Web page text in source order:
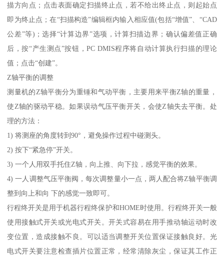
描方向点；点击表面确定扫描终止点，若不给出终止点，则起始点
即为终止点；在“扫描构造”编辑框内输入相应值(包括“增值”、“CAD
公差”等)；选择“计算边界”选项，计算扫描边界；确认偏差值正确
后，按“产生测点”按钮，PC DMIS程序将自动计算执行扫描的理论
值；点击“创建”。
Z轴平衡的调整
测量机的Z轴平衡分为重锤和气动平衡，主要用来平衡Z轴的重量，
使Z轴的驱动平稳。如果误动气压平衡开关，会使Z轴失去平衡。处
理的方法：
1) 将测座的角度转到90°，避免操作过程中碰测头。
2) 按下“紧急停”开关。
3) 一个人用双手托住Z轴，向上推、向下拉，感觉平衡的效果。
4) 一人调整气压平衡阀，每次调整量小一点，两人配合将Z轴平衡调
整到向上和向 下的感觉一致即可。
行程终开关是用于机器行程终保护和HOME时使用。行程终开关一般
使用接触式开关或光电式开关。开关式容易在用手推动轴运动时改
变位置，造成接触不良。可以适当调整开关位置保证接触良好。光
电式开关要注意检查插片位置正常，经常清除灰尘，保证其工作正